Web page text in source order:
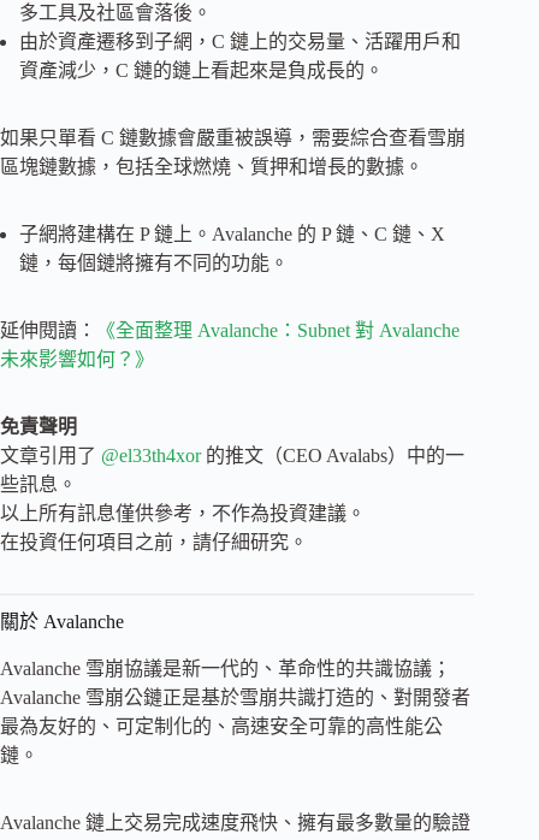
多工具及社區會落後。
由於資產遷移到子網，C 鏈上的交易量、活躍用戶和
資產減少，C 鏈的鏈上看起來是負成長的。
如果只單看 C 鏈數據會嚴重被誤導，需要綜合查看雪崩
區塊鏈數據，包括全球燃燒、質押和增長的數據。
子網將建構在 P 鏈上。Avalanche 的 P 鏈、C 鏈、X
鏈，每個鏈將擁有不同的功能。
延伸閱讀：
《全面整理 Avalanche：Subnet 對 Avalanche
未來影響如何？》
免責聲明
文章引用了 @el33th4xor的推文（CEO Avalabs）中的一
些訊息。
以上所有訊息僅供參考，不作為投資建議。
在投資任何項目之前，請仔細研究。
關於 Avalanche
Avalanche 雪崩協議是新一代的、革命性的共識協議；
Avalanche 雪崩公鏈正是基於雪崩共識打造的、對開發者
最為友好的、可定制化的、高速安全可靠的高性能公
鏈。
Avalanche 鏈上交易完成速度飛快、擁有最多數量的驗證